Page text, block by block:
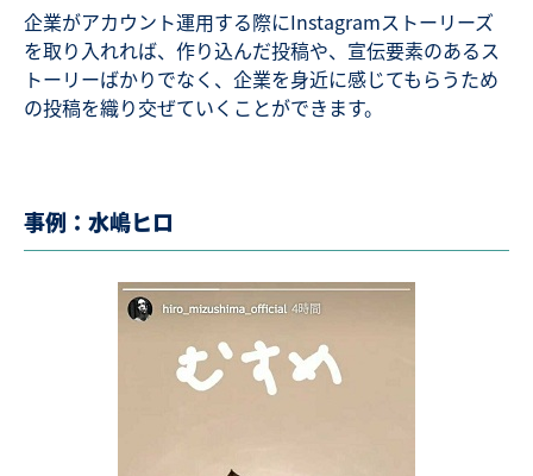
企業がアカウント運用する際にInstagramストーリーズ
を取り入れれば、作り込んだ投稿や、宣伝要素のあるス
トーリーばかりでなく、企業を身近に感じてもらうため
の投稿を織り交ぜていくことができます。
事例：水嶋ヒロ